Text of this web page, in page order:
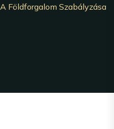
A Földforgalom Szabályzása